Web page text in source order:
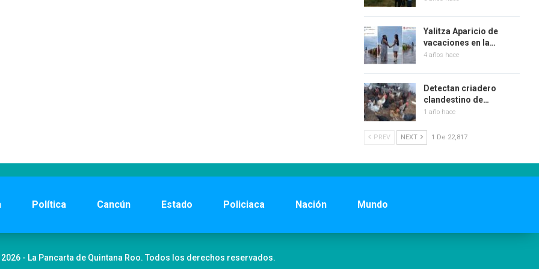
Yalitza Aparicio de
vacaciones en la…
4 años hace
Detectan criadero
clandestino de…
1 año hace
PREV NEXT 1 De 22,817
Política Cancún Estado Policiaca Nación Mundo
- La Pancarta de Quintana Roo. Todos los derechos reservados.